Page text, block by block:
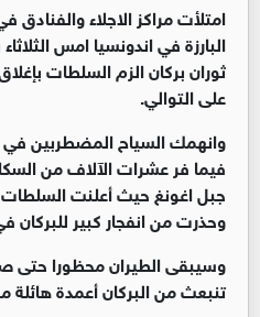
امتلأت مراكز الاجلاء والفنادق
البارزة في اندونسيا امس
ثوران بركان الزم السلطات
على التوالي.
وانهمك السياح المضطربين في
فيما فر عشرات الآلاف من
جبل اغونغ حيث أعلنت
وحذرت من انفجار كبير للبركان
وسيبقى الطيران محظورا حتى
تنبعث من البركان أعمدة هائلة